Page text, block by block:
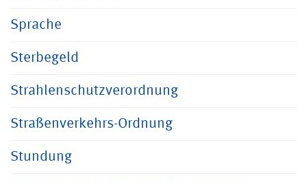
Sprache
Sterbegeld
Strahlenschutzverordnung
Straßenverkehrs-Ordnung
Stundung